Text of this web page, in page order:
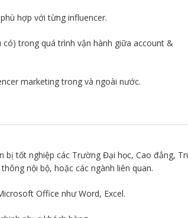
hợp với từng influencer.
trong quá trình vận hành giữa account &
marketing trong và ngoài nước.
bị tốt nghiệp các Trường Đại học, Cao đẳng,
nội bộ, hoặc các ngành liên quan.
Office như Word, Excel.